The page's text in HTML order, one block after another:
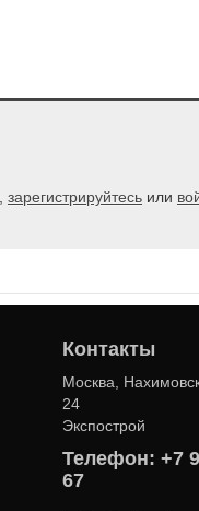
зарегистрируйтесь или
Контакты
Москва,
24
Экспострой
Телефон: +7
67